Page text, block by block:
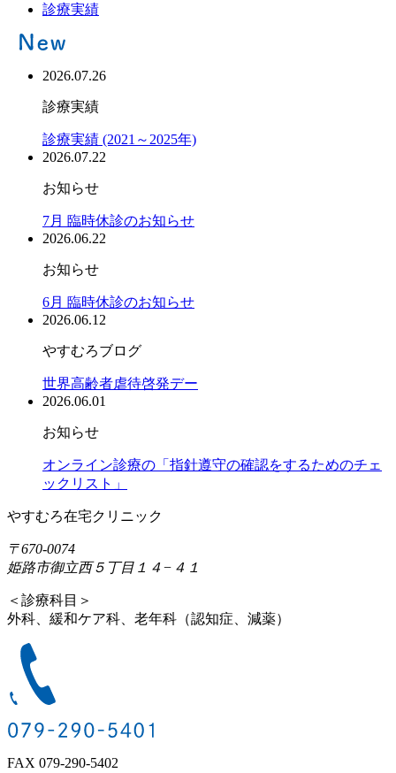
診療実績
2026.07.26
診療実績
診療実績 (2021～2025年)
2026.07.22
お知らせ
7月 臨時休診のお知らせ
2026.06.22
お知らせ
6月 臨時休診のお知らせ
2026.06.12
やすむろブログ
世界高齢者虐待啓発デー
2026.06.01
お知らせ
オンライン診療の「指針遵守の確認をするためのチェ
ックリスト」
やすむろ在宅クリニック
〒670-0074
姫路市御立西５丁目１４−４１
＜診療科目＞
外科、緩和ケア科、老年科（認知症、減薬）
FAX 079-290-5402